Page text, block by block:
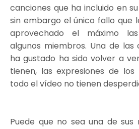
canciones que ha incluido en
sin embargo el único fallo que
aprovechado el máximo
algunos miembros. Una de las
ha gustado ha sido volver a
tienen, las expresiones de
todo el vídeo no tienen
Puede que no sea una de sus